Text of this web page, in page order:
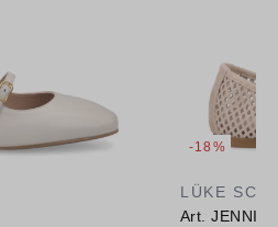
-18%
LÜKE
Art.